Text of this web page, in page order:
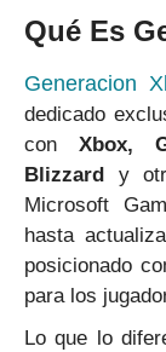
Qué Es
Generacion
dedicado
con Xbox,
Blizzard
y
Microsoft
hasta
posicionado
para los
Lo que lo